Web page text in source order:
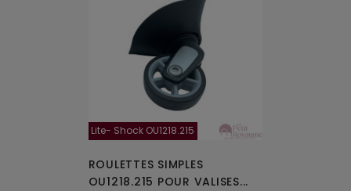
Lite- Shock OU1218.215
ROULETTES SIMPLES
OU1218.215 POUR VALISES...